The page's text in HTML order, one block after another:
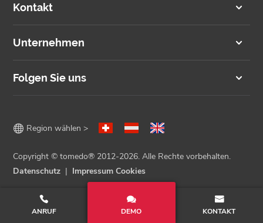
Kontakt
Unternehmen
Folgen Sie uns
 Region wählen >
Copyright © tomedo® 2012-2026. Alle Rechte vorbehalten.
Datenschutz
Impressum Cookies
ANRUF DEMO KONTAKT